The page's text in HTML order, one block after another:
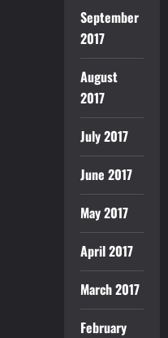
September
2017
August
2017
July 2017
June 2017
May 2017
April 2017
March 2017
February